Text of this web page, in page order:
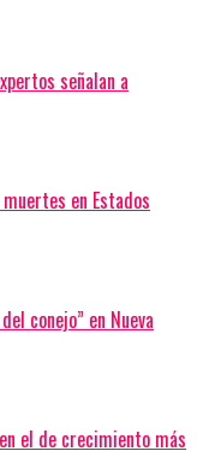
señalan a
en Estados
conejo” en Nueva
el de crecimiento más